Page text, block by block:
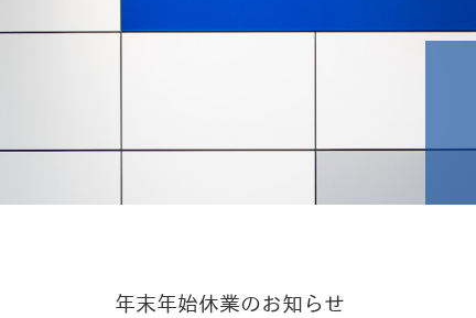
年末年始休業のお知らせ